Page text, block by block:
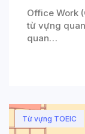
Office Work
từ vựng
quan…
Từ vựng TOEIC